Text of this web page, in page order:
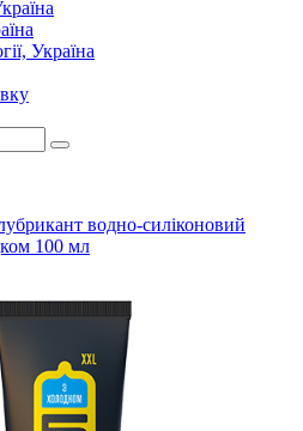
Україна
водно-силіконовий
100 мл